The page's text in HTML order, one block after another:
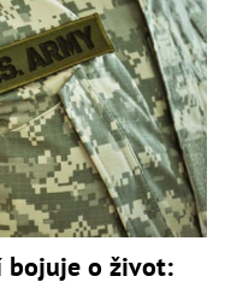
bojuje o život: